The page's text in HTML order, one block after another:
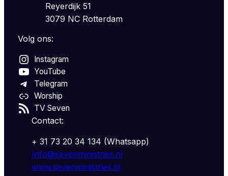
Reyerdijk 51
3079 NC Rotterdam
Volg ons:
Instagram
YouTube
Telegram
Worship
TV Seven
Contact:
+ 31 73 20 34 134 (Whatsapp)
Info@sevenministries.nl
www.sevenministries.nl